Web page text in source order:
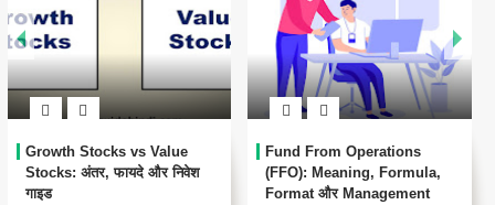
Fund From Operations
(FFO): Meaning, Formula,
Conservatism
क्या है? Meaning,
Examples